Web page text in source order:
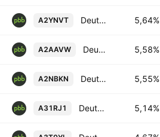
A2YNVT Deutsche Pfandbriefbank AG 0.903% 19-NOV-2029 5,64%
A2AAVW Deutsche Pfandbriefbank AG 3.1% 07-SEP-2046 5,58%
A2NBKN Deutsche Pfandbriefbank AG 0.857% 18-SEP-2037 5,55%
A31RJ1 Deutsche Pfandbriefbank AG 5.25% 07-DEC-2026 5,14%